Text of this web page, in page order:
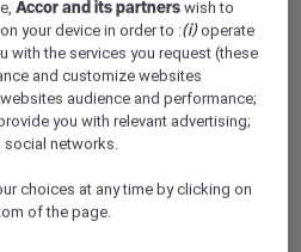
emprego com propósito, e
condições de trabalho
de todas as pessoas,
quaisquer necessidades
que possamos levá-las em
Accor and its partners wish to
your device in order to :(i)operate
with the services you request (these
and customize websites
audience and performance;
you with relevant advertising;
networks.
choices at any time by clicking on
of the page.